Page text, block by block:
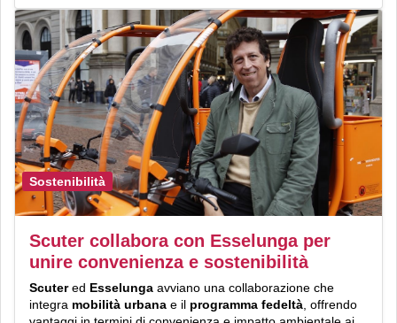
Sostenibilità
Scuter collabora con Esselunga per
unire convenienza e sostenibilità
Scutered Esselunga avviano una collaborazione che
integra mobilità urbana e il programma fedeltà , offrendo